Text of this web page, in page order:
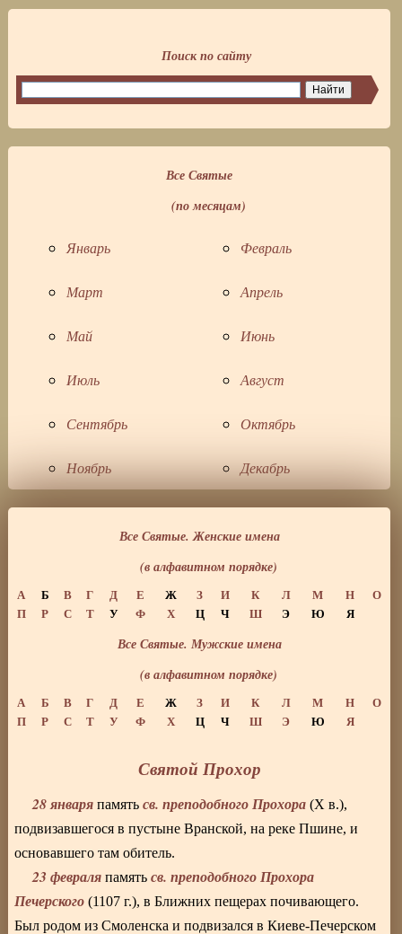
Все Святые
(по месяцам)
Январь Февраль
Март Апрель
Май Июнь
Июль Август
Сентябрь Октябрь
Ноябрь Декабрь
Все Святые. Женские имена
(в алфавитном порядке)
А Б В Г Д Е Ж З И К Л М Н
О
П
Р С Т У Ф Х Ц Ч Ш Э Ю Я
Все Святые. Мужские имена
(в алфавитном порядке)
А Б В Г Д Е Ж З И К Л М Н
О
П
Р С Т У Ф Х Ц Ч Ш Э Ю Я
Святой Прохор
28 января памятьсв. преподобного Прохора (X в.),
подвизавшегося в пустыне Вранской, на реке Пшине, и
основавшего там обитель.
23 февраля памятьсв. преподобного Прохора
Печерского (1107 г.), в Ближних пещерах почивающего.
Был родом из Смоленска и подвизался в Киеве-Печерском
Поиск по сайту